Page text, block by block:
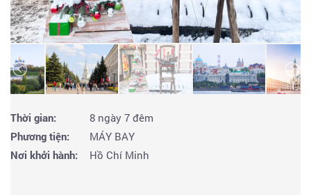
Thời gian:
8 ngày 7 đêm
Phương tiện:
MÁY BAY
Nơi khởi hành:
Hồ Chí Minh